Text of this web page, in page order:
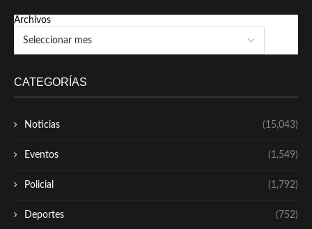
Archivos
CATEGORÍAS
Noticias (15,043)
Eventos (1,549)
Policial (1,792)
Deportes (752)